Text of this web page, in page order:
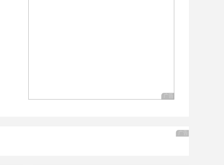
广告 商业广告，理性选择
广告 商业广告，理